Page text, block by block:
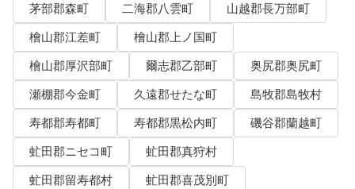
茅部郡森町
二海郡八雲町
山越郡長万部町
檜山郡江差町
檜山郡上ノ国町
檜山郡厚沢部町
爾志郡乙部町
奥尻郡奥尻町
瀬棚郡今金町
久遠郡せたな町
島牧郡島牧村
寿都郡寿都町
寿都郡黒松内町
磯谷郡蘭越町
虻田郡ニセコ町
虻田郡真狩村
虻田郡留寿都村
虻田郡喜茂別町